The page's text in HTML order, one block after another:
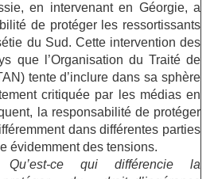
en intervenant en Géorgie, a
de protéger les ressortissants
du Sud. Cette intervention des
que l’Organisation du Traité de
tente d’inclure dans sa sphère
critiquée par les médias en
la responsabilité de protéger
dans différentes parties
évidemment des tensions.
Qu’est-ce qui différencie la